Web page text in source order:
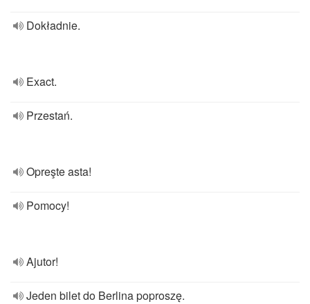
Dokładnie.
Exact.
Przestań.
Opreşte asta!
Pomocy!
Ajutor!
Jeden bilet do Berlina poproszę.